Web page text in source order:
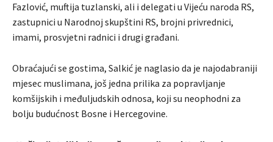
Fazlović, muftija tuzlanski, ali i delegati u Vijeću naroda RS,
zastupnici u Narodnoj skupštini RS, brojni privrednici,
imami, prosvjetni radnici i drugi građani.
Obraćajući se gostima, Salkić je naglasio da je najodabraniji
mjesec muslimana, još jedna prilika za popravljanje
komšijskih i međuljudskih odnosa, koji su neophodni za
bolju budućnost Bosne i Hercegovine.